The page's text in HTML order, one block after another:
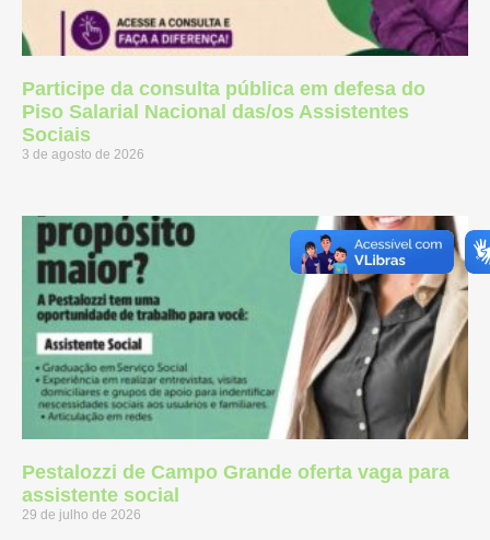
Participe da consulta pública em defesa do
Piso Salarial Nacional das/os Assistentes
Sociais
3 de agosto de 2026
Pestalozzi de Campo Grande oferta vaga para
assistente social
29 de julho de 2026